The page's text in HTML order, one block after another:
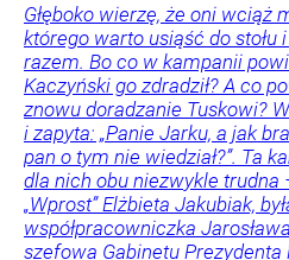
Głęboko wierzę, że oni wciąż
którego warto usiąść do stołu
razem. Bo co w kampanii
Kaczyński go zdradził? A co
znowu doradzanie Tuskowi?
i zapyta: „Panie Jarku, a jak
pan o tym nie wiedział?”. Ta
dla nich obu niezwykle
„Wprost” Elżbieta Jakubiak,
współpracowniczka
szefowa Gabinetu Prezydenta